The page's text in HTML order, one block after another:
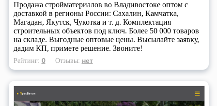
Продажа стройматериалов во Владивостоке оптом с
доставкой в регионы России: Сахалин, Камчатка,
Магадан, Якутск, Чукотка и т. д. Комплектация
строительных объектов под ключ. Более 50 000 товаров
на складе. Выгодные оптовые цены. Высылайте заявку,
дадим КП, примете решение. Звоните!
Рейтинг: 0 Отзывы: нет